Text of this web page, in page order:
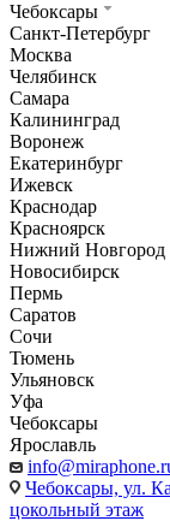
Чебоксары
Санкт-Петербург
Москва
Челябинск
Самара
Калининград
Воронеж
Екатеринбург
Ижевск
Краснодар
Красноярск
Нижний Новгород
Новосибирск
Пермь
Саратов
Сочи
Тюмень
Ульяновск
Уфа
Чебоксары
Ярославль
Чебоксары, ул.
цокольный этаж